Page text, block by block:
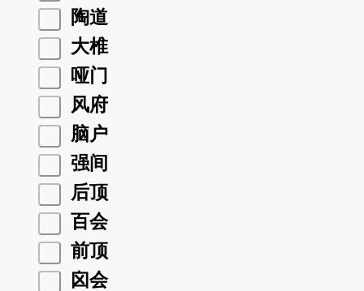
陶道
大椎
哑门
风府
脑户
强间
后顶
百会
前顶
囟会